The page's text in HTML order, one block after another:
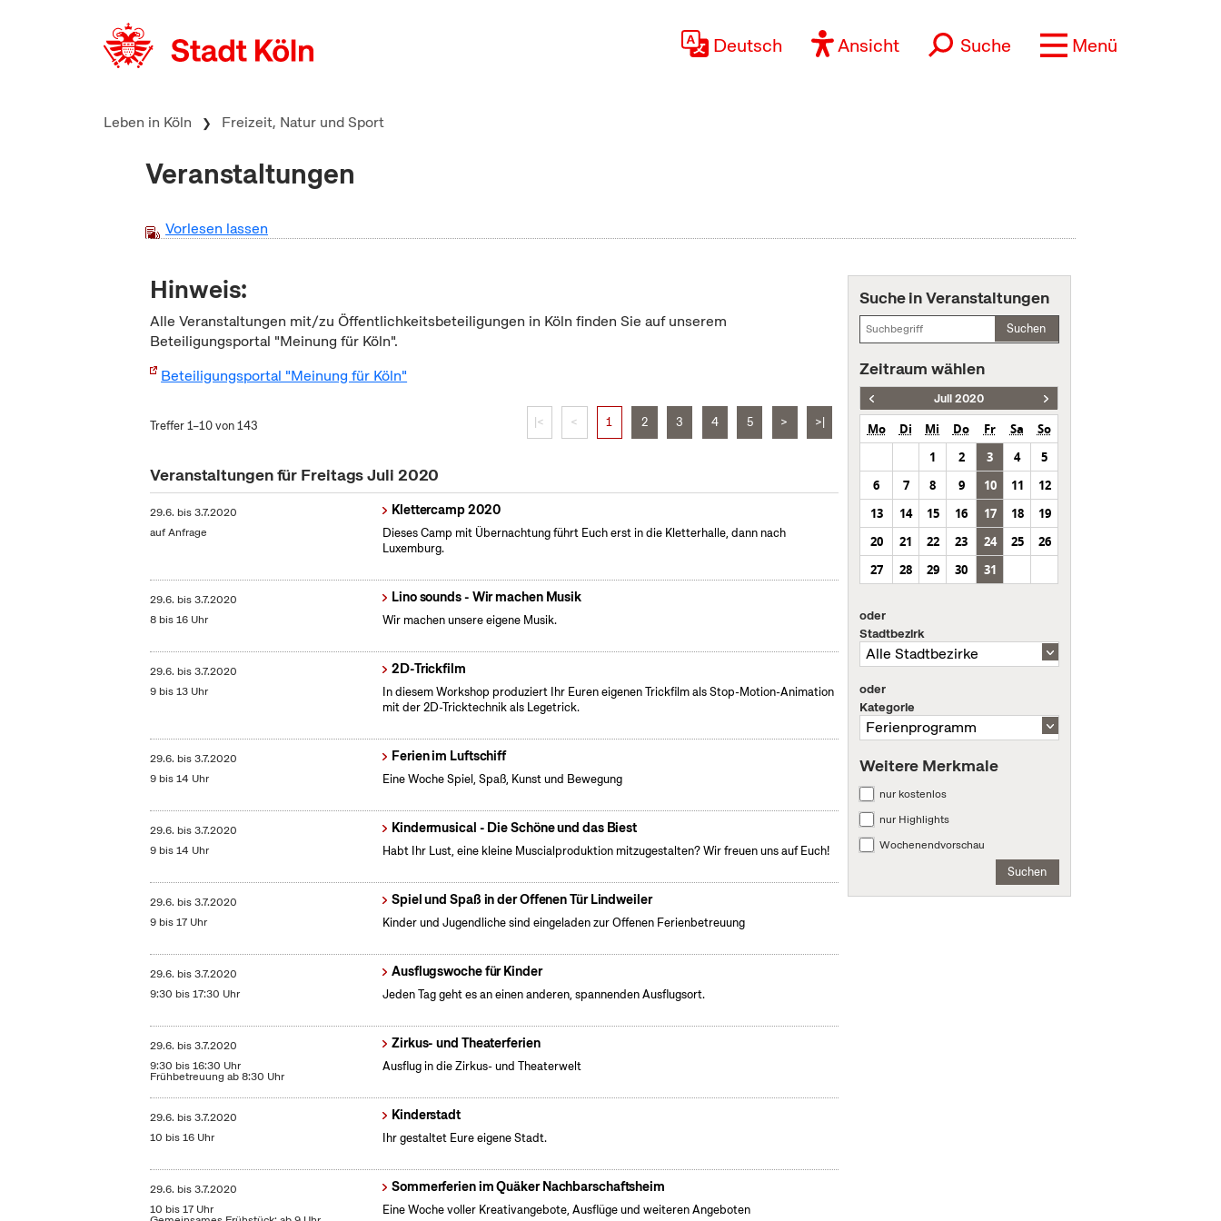
Deutsch Ansicht Suche Menü
Leben in Köln Freizeit, Natur und Sport
Veranstaltungen
Vorlesen lassen
Hinweis:
Alle Veranstaltungen mit/zu Öffentlichkeitsbeteiligungen in Köln finden Sie auf unserem
Beteiligungsportal "Meinung für Köln".
Beteiligungsportal "Meinung für Köln"
Treffer 1–10 von 143 |< < 1 2 3 4 5 > >|
Veranstaltungen für Freitags Juli 2020
29.6. bis3.7.2020
auf Anfrage
Klettercamp 2020
Dieses Camp mit Übernachtung führt Euch erst in die Kletterhalle, dann nach
Luxemburg.
29.6. bis3.7.2020
8 bis 16 Uhr
Lino sounds - Wir machen Musik
Wir machen unsere eigene Musik.
29.6. bis3.7.2020
9 bis 13 Uhr
2D-Trickfilm
In diesem Workshop produziert Ihr Euren eigenen Trickfilm als Stop-Motion-Animation
mit der 2D-Tricktechnik als Legetrick.
29.6. bis3.7.2020
9 bis 14 Uhr
Ferien im Luftschiff
Eine Woche Spiel, Spaß, Kunst und Bewegung
29.6. bis3.7.2020
9 bis 14 Uhr
Kindermusical - Die Schöne und das Biest
Habt Ihr Lust, eine kleine Muscialproduktion mitzugestalten? Wir freuen uns auf Euch!
29.6. bis3.7.2020
9 bis 17 Uhr
Spiel und Spaß in der Offenen Tür Lindweiler
Kinder und Jugendliche sind eingeladen zur Offenen Ferienbetreuung
29.6. bis3.7.2020
9:30 bis 17:30 Uhr
Ausflugswoche für Kinder
Jeden Tag geht es an einen anderen, spannenden Ausflugsort.
29.6. bis3.7.2020
9:30 bis 16:30 Uhr
Frühbetreuung ab 8:30 Uhr
Zirkus- und Theaterferien
Ausflug in die Zirkus- und Theaterwelt
29.6. bis3.7.2020
10 bis 16 Uhr
Kinderstadt
Ihr gestaltet Eure eigene Stadt.
29.6. bis3.7.2020
10 bis 17 Uhr
Sommerferien im Quäker Nachbarschaftsheim
Eine Woche voller Kreativangebote, Ausflüge und weiteren Angeboten
Suche in Veranstaltungen
Suchen
Zeitraum wählen
Juli 2020
Mo Di Mi Do Fr Sa
So
1
2 3 4
5
6
7 8 9 10 11
12
13
14 15 16 17 18
19
20
21 22 23 24 25
26
27
28 29 30 31
oder
Stadtbezirk
oder
Kategorie
Weitere Merkmale
nur kostenlos
nur Highlights
Wochenendvorschau
Suchen